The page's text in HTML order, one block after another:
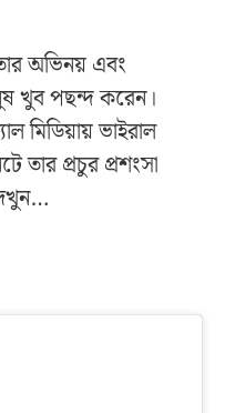
অভিনয় এবং
খুব পছন্দ করেন।
মিডিয়ায় ভাইরাল
তার প্রচুর প্রশংসা